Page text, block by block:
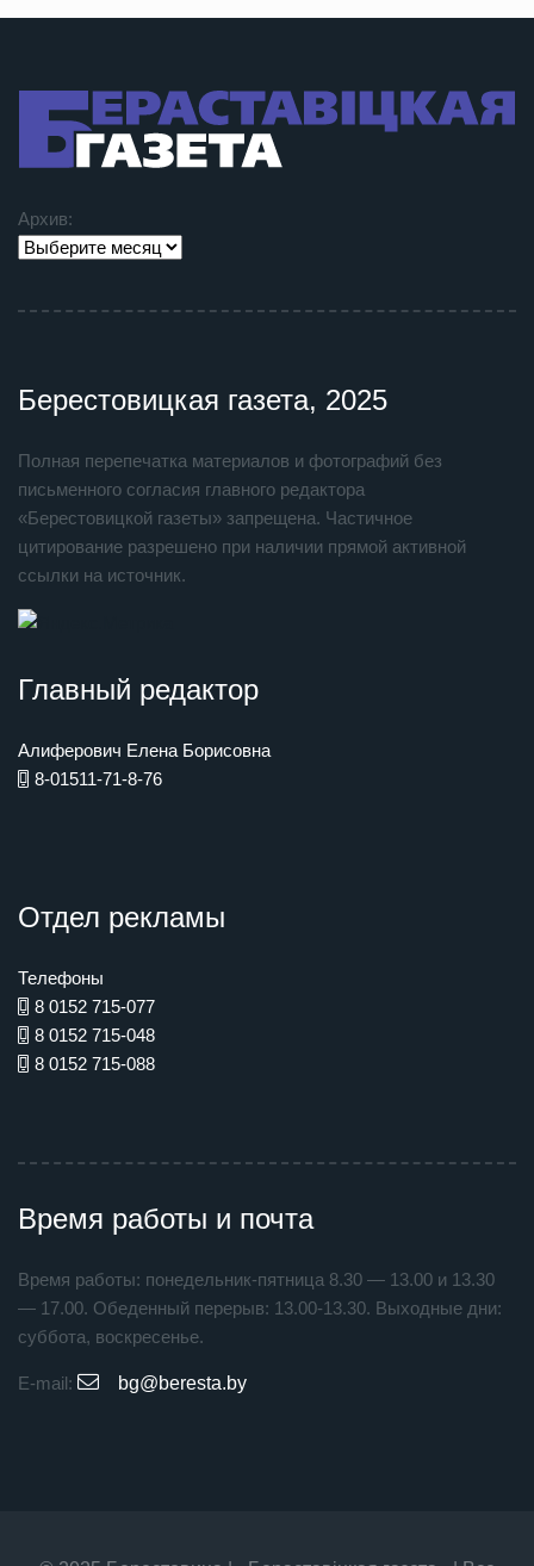
Архив:
Берестовицкая газета, 2025
Полная перепечатка материалов и фотографий без
письменного согласия главного редактора
«Берестовицкой газеты» запрещена. Частичное
цитирование разрешено при наличии прямой активной
ссылки на источник.
Главный редактор
Алиферович Елена Борисовна
8-01511-71-8-76
Отдел рекламы
Телефоны
8 0152 715-077
8 0152 715-048
8 0152 715-088
Время работы и почта
Время работы: понедельник-пятница 8.30 — 13.00 и 13.30
— 17.00. Обеденный перерыв: 13.00-13.30. Выходные дни:
суббота, воскресенье.
E-mail: bg@beresta.by